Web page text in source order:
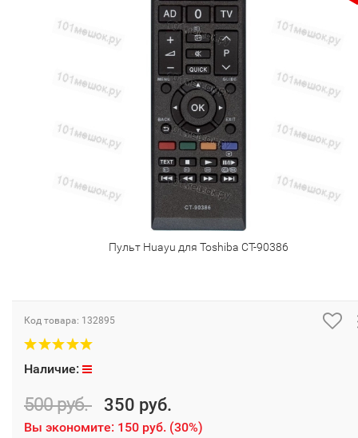
Пульт Huayu для Toshiba CT-90386
Код товара: 132895
Наличие:
500 руб. 350 руб.
Вы экономите: 150 руб. (30%)